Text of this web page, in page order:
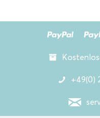
+49(0)